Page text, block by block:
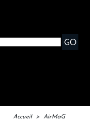
Accueil > AirMaG